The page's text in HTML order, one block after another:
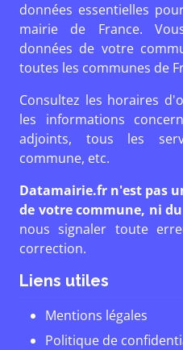
données essentielles
mairie de France.
données de votre
toutes les communes de
Consultez les horaires
les informations
adjoints, tous les
commune, etc.
Datamairie.fr n'est pas
de votre commune, ni
nous signaler toute
correction.
Liens utiles
Mentions légales
Politique de